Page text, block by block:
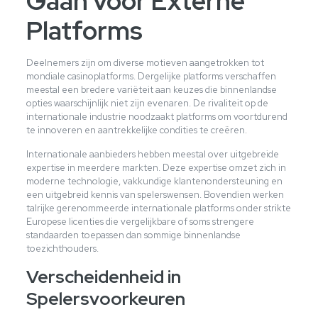
Platforms
Deelnemers zijn om diverse motieven aangetrokken tot
mondiale casinoplatforms. Dergelijke platforms verschaffen
meestal een bredere variëteit aan keuzes die binnenlandse
opties waarschijnlijk niet zijn evenaren. De rivaliteit op de
internationale industrie noodzaakt platforms om voortdurend
te innoveren en aantrekkelijke condities te creëren.
Internationale aanbieders hebben meestal over uitgebreide
expertise in meerdere markten. Deze expertise omzet zich in
moderne technologie, vakkundige klantenondersteuning en
een uitgebreid kennis van spelerswensen. Bovendien werken
talrijke gerenommeerde internationale platforms onder strikte
Europese licenties die vergelijkbare of soms strengere
standaarden toepassen dan sommige binnenlandse
toezichthouders.
Verscheidenheid in
Spelersvoorkeuren